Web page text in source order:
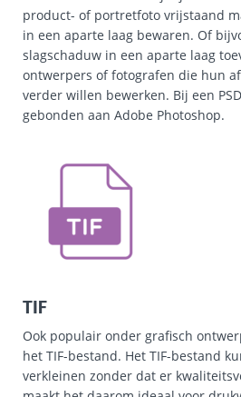
product- of portretfoto vrijstaand
in een aparte laag bewaren. Of
slagschaduw in een aparte laag
ontwerpers of fotografen die hun
verder willen bewerken. Bij een
gebonden aan Adobe Photoshop.
TIF
Ook populair onder grafisch
het TIF-bestand. Het TIF-bestand
verkleinen zonder dat er